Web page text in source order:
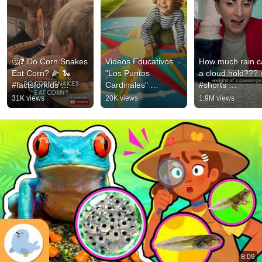
🤔❓ Do Corn Snakes
Eat Corn? 🌽 🐍
#factsforkids
#snakefact
#cornsnake
#educational
#kidsyoutube
#snake
31K views
Videos Educativos
"Los Puntos
Cardinales"
#videosparaniños
#vídeoseducativos
20K views
How much rain
a cloud
#shorts
#weather
#scienceforkids
1.9M views
8:09